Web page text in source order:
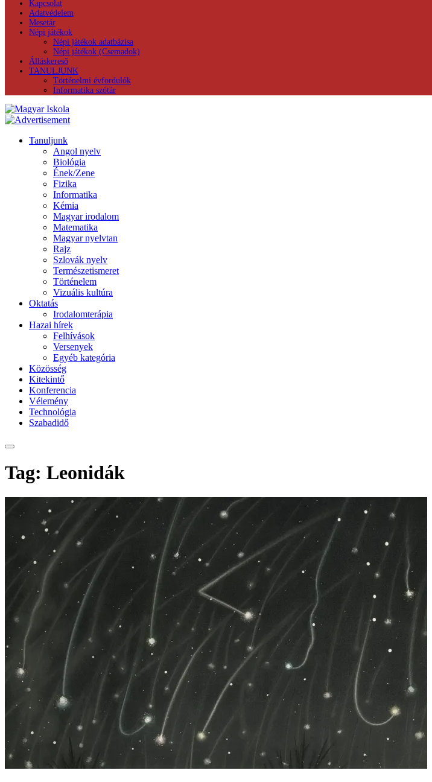
Kapcsolat
Adatvédelem
Mesetár
Népi játékok
Népi játékok adatbázisa
Népi játékok (Csemadok)
Álláskereső
TANULJUNK
Történelmi évfordulók
Informatika szótár
Tanuljunk
Angol nyelv
Biológia
Ének/Zene
Fizika
Informatika
Kémia
Magyar irodalom
Matematika
Magyar nyelvtan
Rajz
Szlovák nyelv
Természetismeret
Történelem
Vizuális kultúra
Oktatás
Irodalomterápia
Hazai hírek
Felhívások
Versenyek
Egyéb kategória
Közösség
Kitekintő
Konferencia
Vélemény
Technológia
Szabadidő
Tag: Leonidák